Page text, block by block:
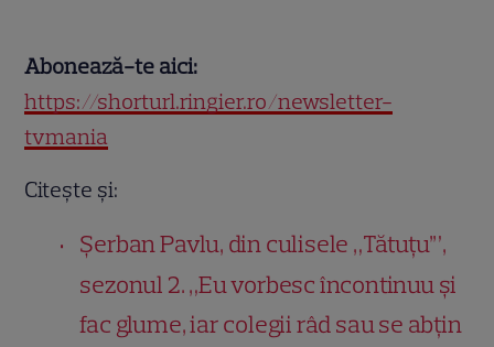
Abonează-te aici:
https://shorturl.ringier.ro/newsletter-
tvmania
Citește și:
Șerban Pavlu, din culisele „Tătuțu’”,
sezonul 2. „Eu vorbesc încontinuu și
fac glume, iar colegii râd sau se abțin